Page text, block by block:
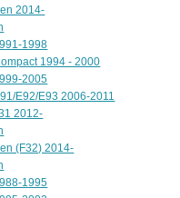
2014-
1998
1994 - 2000
2005
E92/E93 2006-2011
2012-
(F32) 2014-
1995